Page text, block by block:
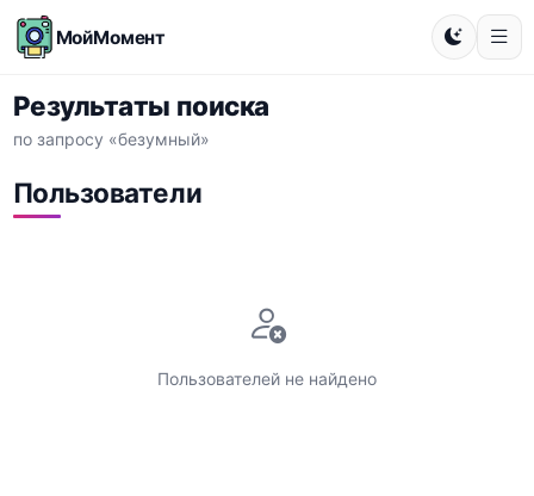
МойМомент
Результаты поиска
по запросу «безумный»
Пользователи
Пользователей не найдено